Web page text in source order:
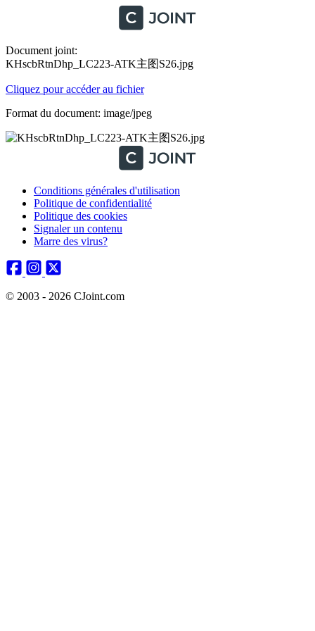
Document joint:
KHscbRtnDhp_LC223-ATK主图S26.jpg
Cliquez pour accéder au fichier
Format du document: image/jpeg
Conditions générales d'utilisation
Politique de confidentialité
Politique des cookies
Signaler un contenu
Marre des virus?
© 2003 - 2026 CJoint.com